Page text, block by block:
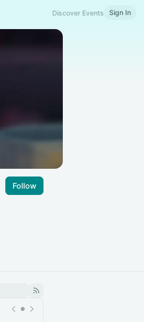
Discover Events Sign In
Follow